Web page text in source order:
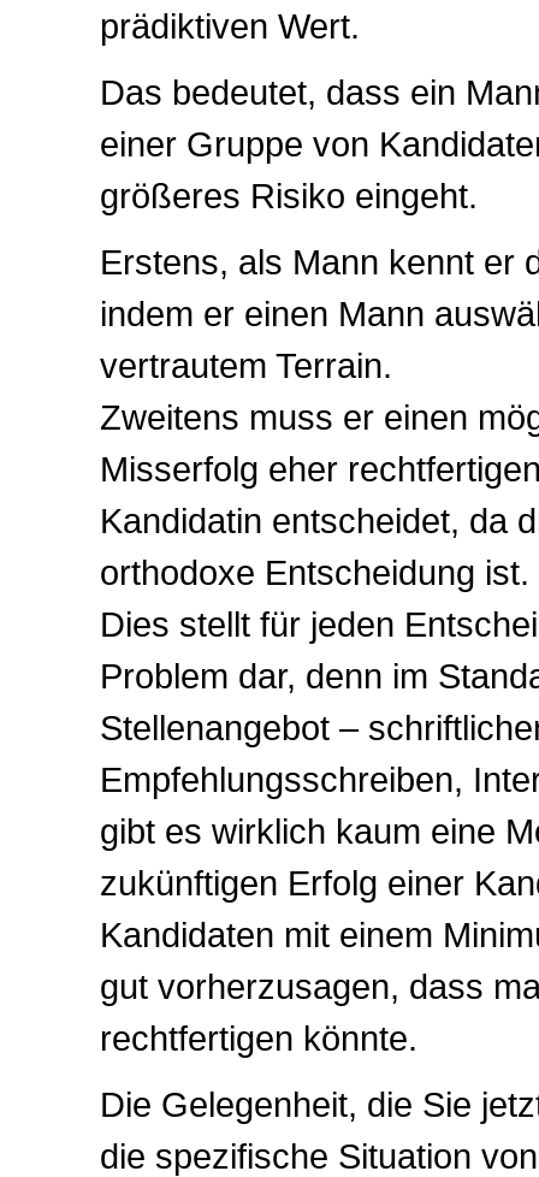
prädiktiven Wert.
Das bedeutet, dass ein
einer Gruppe von
größeres Risiko eingeht.
Erstens, als Mann kennt er
indem er einen Mann
vertrautem Terrain.
Zweitens muss er einen
Misserfolg eher
Kandidatin entscheidet, da
orthodoxe Entscheidung ist.
Dies stellt für jeden
Problem dar, denn im
Stellenangebot –
Empfehlungsschreiben,
gibt es wirklich kaum eine
zukünftigen Erfolg einer
Kandidaten mit einem
gut vorherzusagen, dass
rechtfertigen könnte.
Die Gelegenheit, die Sie
die spezifische Situation